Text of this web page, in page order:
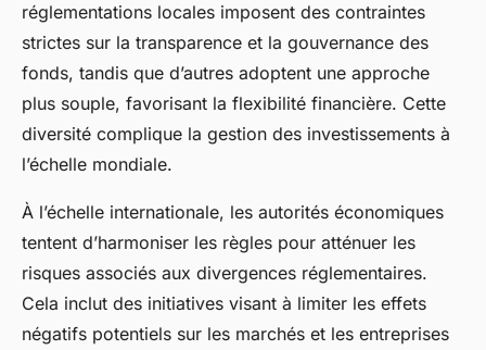
réglementations locales imposent des contraintes
strictes sur la transparence et la gouvernance des
fonds, tandis que d’autres adoptent une approche
plus souple, favorisant la flexibilité financière. Cette
diversité complique la gestion des investissements à
l’échelle mondiale.
À l’échelle internationale, les autorités économiques
tentent d’harmoniser les règles pour atténuer les
risques associés aux divergences réglementaires.
Cela inclut des initiatives visant à limiter les effets
négatifs potentiels sur les marchés et les entreprises